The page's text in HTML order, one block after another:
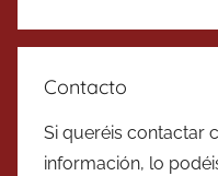
Contacto
Si queréis contactar
información, lo